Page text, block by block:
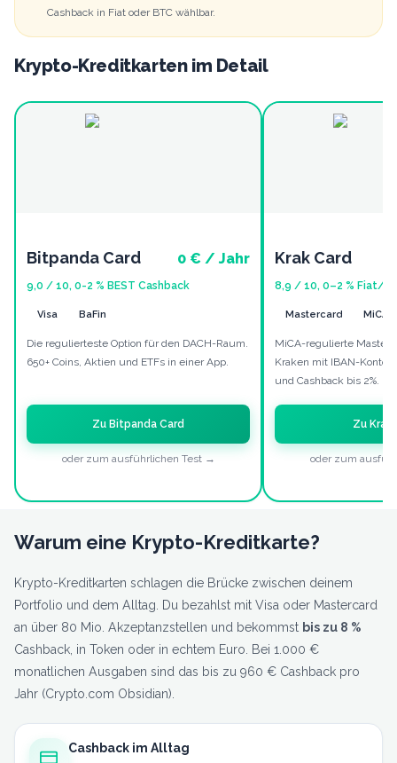
Cashback in Fiat oder BTC wählbar.
Krypto-Kreditkarten im Detail
Bitpanda Card 0 € / Jahr
9,0 / 10, 0-2 % BEST Cashback
Visa BaFin
Die regulierteste Option für den DACH-Raum.
650+ Coins, Aktien und ETFs in einer App.
Zu Bitpanda Card
oder zum ausführlichen Test →
Krak Card
8,9 / 10, 0–2 % Fiat/
Mastercard MiCA
MiCA-regulierte
Kraken mit IBAN-Konto,
und Cashback bis 2%.
Zu Krak
oder zum
Warum eine Krypto-Kreditkarte?
Krypto-Kreditkarten schlagen die Brücke zwischen deinem
Portfolio und dem Alltag. Du bezahlst mit Visa oder Mastercard
an über 80 Mio. Akzeptanzstellen und bekommst bis zu 8 %
Cashback, in Token oder in echtem Euro. Bei 1.000 €
monatlichen Ausgaben sind das bis zu 960 € Cashback pro
Jahr (Crypto.com Obsidian).
Cashback im Alltag